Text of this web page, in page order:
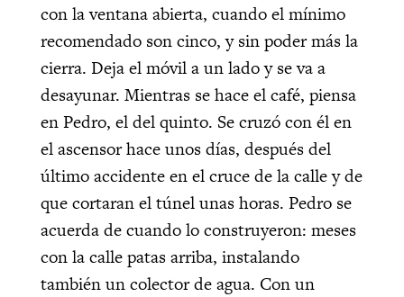
con la ventana abierta, cuando el mínimo
recomendado son cinco, y sin poder más la
cierra. Deja el móvil a un lado y se va a
desayunar. Mientras se hace el café, piensa
en Pedro, el del quinto. Se cruzó con él en
el ascensor hace unos días, después del
último accidente en el cruce de la calle y de
que cortaran el túnel unas horas. Pedro se
acuerda de cuando lo construyeron: meses
con la calle patas arriba, instalando
también un colector de agua. Con un